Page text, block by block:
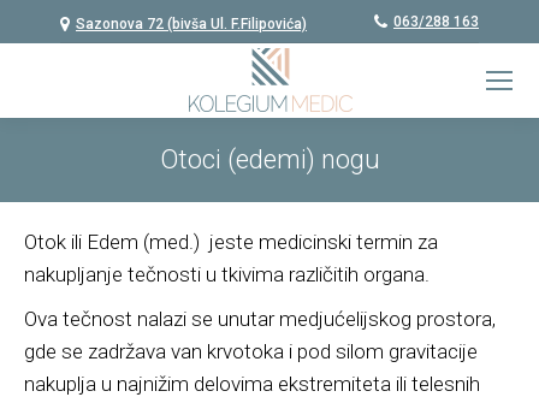
Sazonova 72 (bivša Ul. F.Filipovića) 063/288 163
Otoci (edemi) nogu
Otok ili Edem (med.) jeste medicinski termin za
nakupljanje tečnosti u tkivima različitih organa.
Ova tečnost nalazi se unutar medjućelijskog prostora,
gde se zadržava van krvotoka i pod silom gravitacije
nakuplja u najnižim delovima ekstremiteta ili telesnih